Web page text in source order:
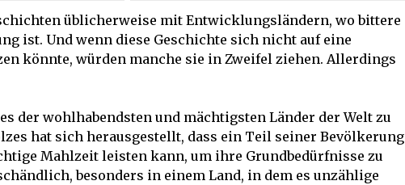
üblicherweise mit Entwicklungsländern, wo bittere
ist. Und wenn diese Geschichte sich nicht auf eine
könnte, würden manche sie in Zweifel ziehen. Allerdings
der wohlhabendsten und mächtigsten Länder der Welt zu
hat sich herausgestellt, dass ein Teil seiner Bevölkerung
Mahlzeit leisten kann, um ihre Grundbedürfnisse zu
besonders in einem Land, in dem es unzählige